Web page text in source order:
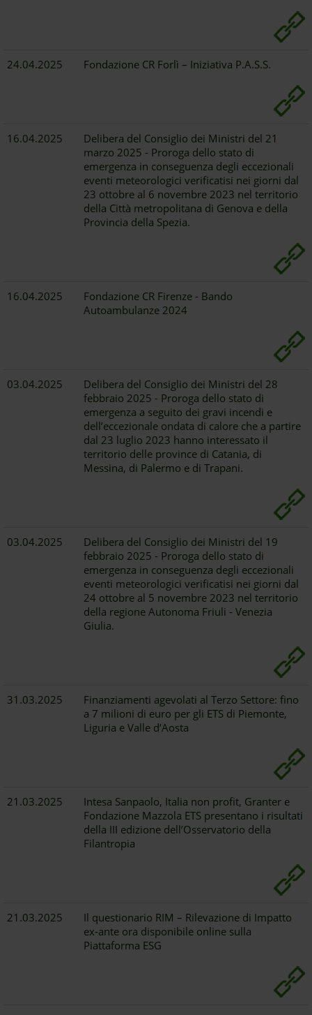
24.04.2025 Fondazione CR Forlì – Iniziativa P.A.S.S.
16.04.2025
Delibera del Consiglio dei Ministri del 21
marzo 2025 - Proroga dello stato di
emergenza in conseguenza degli eccezionali
eventi meteorologici verificatisi nei giorni dal
23 ottobre al 6 novembre 2023 nel territorio
della Città metropolitana di Genova e della
Provincia della Spezia.
16.04.2025
Fondazione CR Firenze - Bando
Autoambulanze 2024
03.04.2025
Delibera del Consiglio dei Ministri del 28
febbraio 2025 - Proroga dello stato di
emergenza a seguito dei gravi incendi e
dell’eccezionale ondata di calore che a partire
dal 23 luglio 2023 hanno interessato il
territorio delle province di Catania, di
Messina, di Palermo e di Trapani.
03.04.2025
Delibera del Consiglio dei Ministri del 19
febbraio 2025 - Proroga dello stato di
emergenza in conseguenza degli eccezionali
eventi meteorologici verificatisi nei giorni dal
24 ottobre al 5 novembre 2023 nel territorio
della regione Autonoma Friuli - Venezia
Giulia.
31.03.2025
Finanziamenti agevolati al Terzo Settore: fino
a 7 milioni di euro per gli ETS di Piemonte,
Liguria e Valle d’Aosta
21.03.2025
Intesa Sanpaolo, Italia non profit, Granter e
Fondazione Mazzola ETS presentano i risultati
della III edizione dell’Osservatorio della
Filantropia
21.03.2025
Il questionario RIM – Rilevazione di Impatto
ex-ante ora disponibile online sulla
Piattaforma ESG